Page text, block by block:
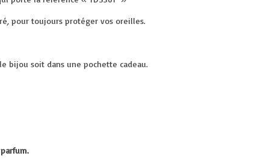
, pour toujours protéger vos oreilles.
bijou soit dans une pochette cadeau.